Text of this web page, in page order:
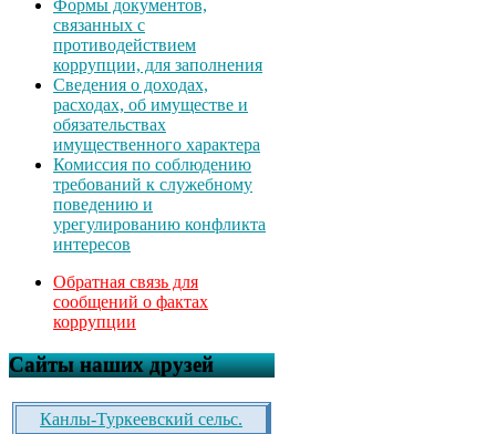
Формы документов,
связанных с
противодействием
коррупции, для заполнения
Сведения о доходах,
расходах, об имуществе и
обязательствах
имущественного характера
Комиссия по соблюдению
требований к служебному
поведению и
урегулированию конфликта
интересов
Обратная связь для
сообщений о фактах
коррупции
Сайты наших друзей
Канлы-Туркеевский сельс.